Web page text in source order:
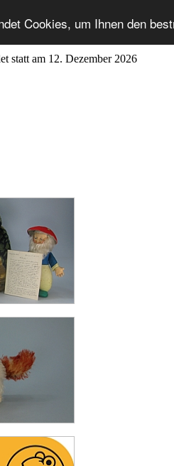
Cookies, um Ihnen den
statt am 12. Dezember 2026